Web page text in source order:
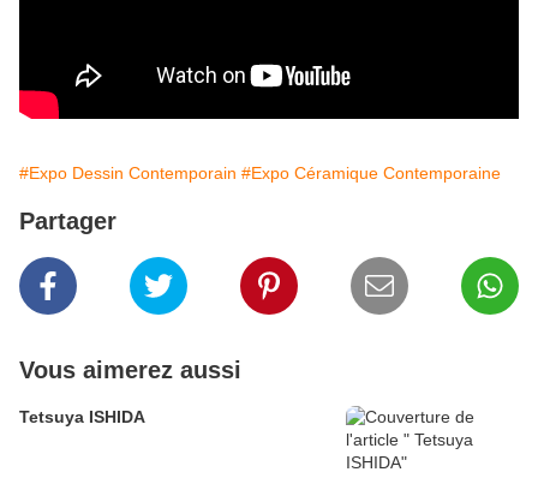
#Expo Dessin Contemporain #Expo Céramique Contemporaine
Partager
Vous aimerez aussi
Tetsuya ISHIDA